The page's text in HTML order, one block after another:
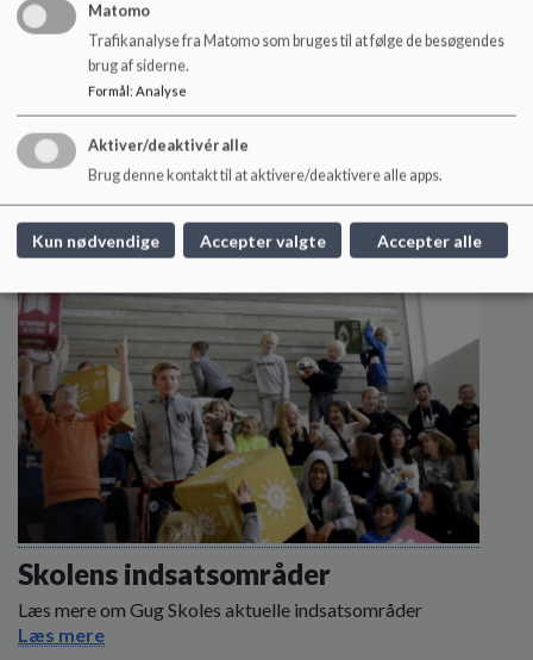
Kontakt, information, takster og DUS fællesmål
Læs mere
Skolens indsatsområder
Læs mere om Gug Skoles aktuelle indsatsområder
Læs mere
Matomo
Trafikanalyse fra Matomo som bruges til at følge de besøgendes
brug af siderne.
Formål: Analyse
Aktiver/deaktivér alle
Brug denne kontakt til at aktivere/deaktivere alle apps.
Kun nødvendige Accepter valgte Accepter alle